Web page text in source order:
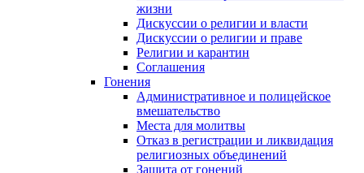
жизни
Дискуссии о религии и власти
Дискуссии о религии и праве
Религии и карантин
Соглашения
Гонения
Административное и полицейское
вмешательство
Места для молитвы
Отказ в регистрации и ликвидация
религиозных объединений
Защита от гонений